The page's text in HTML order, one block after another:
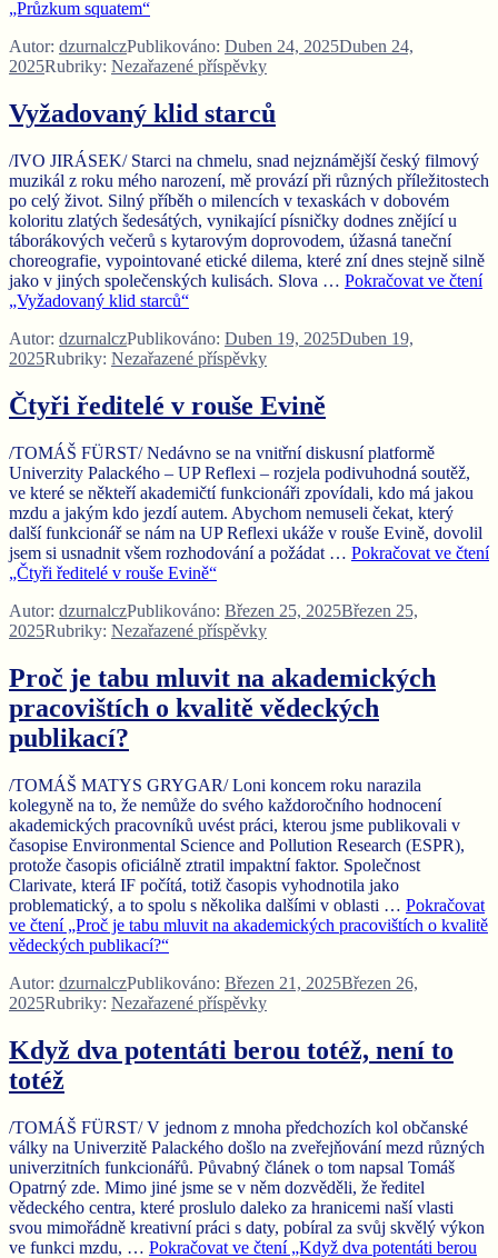
„Průzkum squatem“
Autor: dzurnalczPublikováno: Duben 24, 2025Duben 24,
2025Rubriky: Nezařazené příspěvky
Vyžadovaný klid starců
/IVO JIRÁSEK/ Starci na chmelu, snad nejznámější český filmový
muzikál z roku mého narození, mě provází při různých příležitostech
po celý život. Silný příběh o milencích v texaskách v dobovém
koloritu zlatých šedesátých, vynikající písničky dodnes znějící u
táborákových večerů s kytarovým doprovodem, úžasná taneční
choreografie, vypointované etické dilema, které zní dnes stejně silně
jako v jiných společenských kulisách. Slova … Pokračovat ve čtení
„Vyžadovaný klid starců“
Autor: dzurnalczPublikováno: Duben 19, 2025Duben 19,
2025Rubriky: Nezařazené příspěvky
Čtyři ředitelé v rouše Evině
/TOMÁŠ FÜRST/ Nedávno se na vnitřní diskusní platformě
Univerzity Palackého – UP Reflexi – rozjela podivuhodná soutěž,
ve které se někteří akademičtí funkcionáři zpovídali, kdo má jakou
mzdu a jakým kdo jezdí autem. Abychom nemuseli čekat, který
další funkcionář se nám na UP Reflexi ukáže v rouše Evině, dovolil
jsem si usnadnit všem rozhodování a požádat … Pokračovat ve čtení
„Čtyři ředitelé v rouše Evině“
Autor: dzurnalczPublikováno: Březen 25, 2025Březen 25,
2025Rubriky: Nezařazené příspěvky
Proč je tabu mluvit na akademických
pracovištích o kvalitě vědeckých
publikací?
/TOMÁŠ MATYS GRYGAR/ Loni koncem roku narazila
kolegyně na to, že nemůže do svého každoročního hodnocení
akademických pracovníků uvést práci, kterou jsme publikovali v
časopise Environmental Science and Pollution Research (ESPR),
protože časopis oficiálně ztratil impaktní faktor. Společnost
Clarivate, která IF počítá, totiž časopis vyhodnotila jako
problematický, a to spolu s několika dalšími v oblasti … Pokračovat
ve čtení„Proč je tabu mluvit na akademických pracovištích o kvalitě
vědeckých publikací?“
Autor: dzurnalczPublikováno: Březen 21, 2025Březen 26,
2025Rubriky: Nezařazené příspěvky
Když dva potentáti berou totéž, není to
totéž
/TOMÁŠ FÜRST/ V jednom z mnoha předchozích kol občanské
války na Univerzitě Palackého došlo na zveřejňování mezd různých
univerzitních funkcionářů. Půvabný článek o tom napsal Tomáš
Opatrný zde. Mimo jiné jsme se v něm dozvěděli, že ředitel
vědeckého centra, které proslulo daleko za hranicemi naší vlasti
svou mimořádně kreativní práci s daty, pobíral za svůj skvělý výkon
ve funkci mzdu, … Pokračovat ve čtení„Když dva potentáti berou